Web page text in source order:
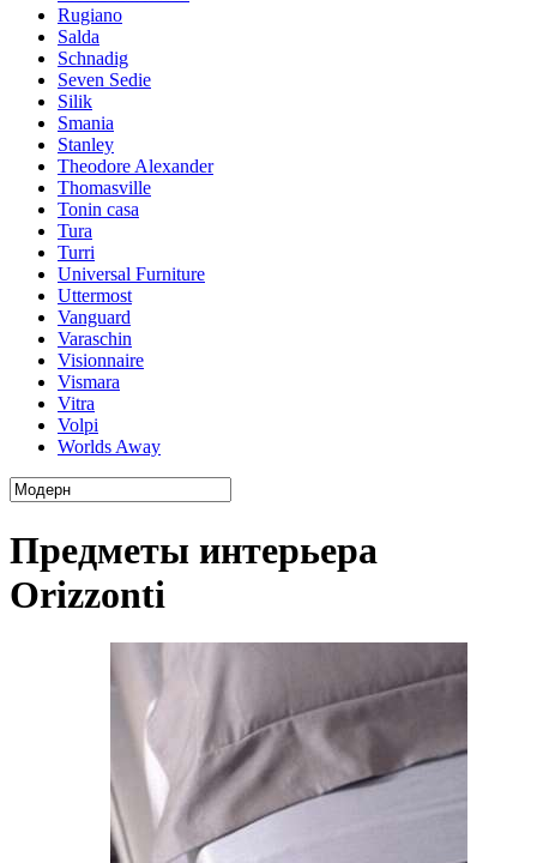
Rugiano
Salda
Schnadig
Seven Sedie
Silik
Smania
Stanley
Theodore Alexander
Thomasville
Tonin casa
Tura
Turri
Universal Furniture
Uttermost
Vanguard
Varaschin
Visionnaire
Vismara
Vitra
Volpi
Worlds Away
Предметы интерьера
Orizzonti